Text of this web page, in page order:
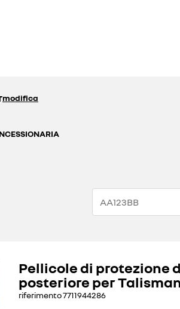
modifica
Pellicole di protezione
posteriore per
riferimento7711944286